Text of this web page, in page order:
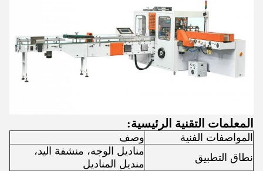
المعلمات التقنية الرئيسية:
المواصفات الفنية
وصف
نطاق التطبيق
مناديل الوجه، منشفة اليد،
منديل المناديل